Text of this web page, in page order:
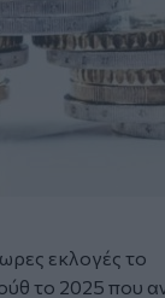
εκλογές το
το 2025 που